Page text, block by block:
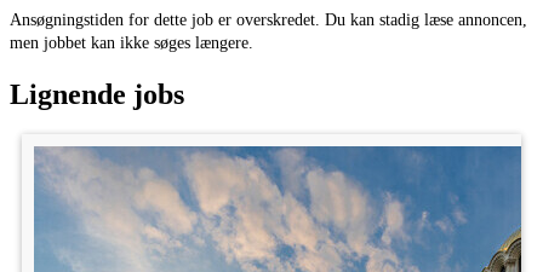
Publiceret: 21/9
Ansøgningstiden for dette job er overskredet. Du kan stadig læse annoncen,
men jobbet kan ikke søges længere.
Lignende jobs